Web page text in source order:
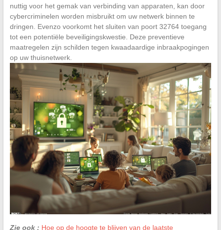
nuttig voor het gemak van verbinding van apparaten, kan door
cybercriminelen worden misbruikt om uw netwerk binnen te
dringen. Evenzo voorkomt het sluiten van poort 32764 toegang
tot een potentiële beveiligingskwestie. Deze preventieve
maatregelen zijn schilden tegen kwaadaardige inbraakpogingen
op uw thuisnetwerk.
Zie ook : Hoe op de hoogte te blijven van de laatste